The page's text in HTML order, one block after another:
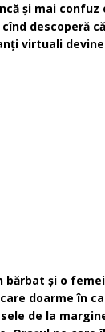
şi mai
descoperă
virtuali
şi o
doarme în
de la